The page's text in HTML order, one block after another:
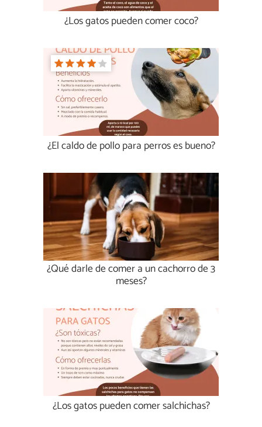
¿Los gatos pueden comer coco?
¿El caldo de pollo para perros es bueno?
¿Qué darle de comer a un cachorro de 3
meses?
¿Los gatos pueden comer salchichas?